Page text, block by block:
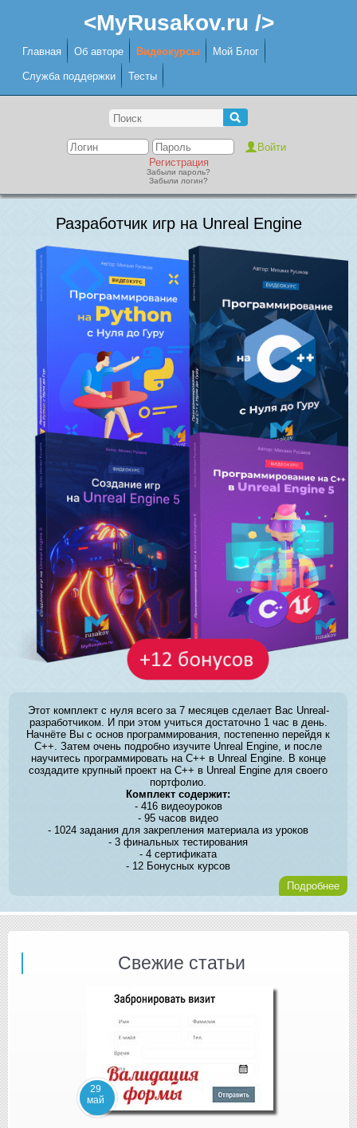
<MyRusakov.ru />
Главная Об авторе Видеокурсы Мой Блог
Служба поддержки Тесты
Регистрация
Забыли пароль?
Забыли логин?
Разработчик игр на Unreal Engine
Этот комплект с нуля всего за 7 месяцев сделает Вас Unreal-
разработчиком. И при этом учиться достаточно 1 час в день.
Начнёте Вы с основ программирования, постепенно перейдя к
C++. Затем очень подробно изучите Unreal Engine, и после
научитесь программировать на C++ в Unreal Engine. В конце
создадите крупный проект на C++ в Unreal Engine для своего
портфолио.
Комплект содержит:
- 416 видеоуроков
- 95 часов видео
- 1024 задания для закрепления материала из уроков
- 3 финальных тестирования
- 4 сертификата
- 12 Бонусных курсов
Подробнее
Свежие статьи
29
май